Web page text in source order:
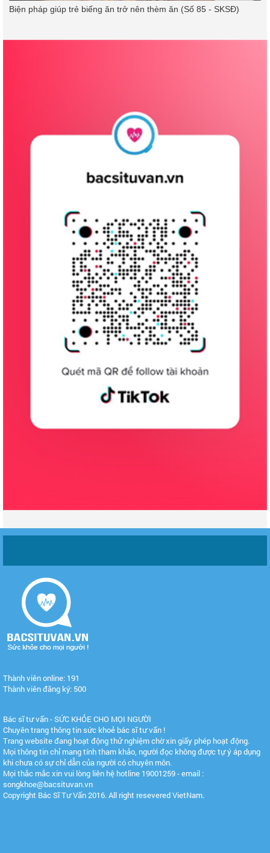
Biện pháp giúp trẻ biếng ăn trở nên thèm ăn (Số 85 - SKSĐ)
Thành viên online: 191
Thành viên đăng ký: 500
Bác sĩ tư vấn - SỨC KHỎE CHO MỌI NGƯỜI
Chuyên trang thông tin sức khoẻ bác sĩ tư vấn !
Trang website đang hoạt động thử nghiệm chờ xin giấy phép hoạt động.
Mọi thông tin chỉ mang tính tham khảo, người đọc không được tự ý áp dụng
khi chưa có sự chỉ dẫn của người có chuyên môn.
Mọi thắc mắc xin vui lòng liên hệ hotline 19001259 - email :
songkhoe@bacsituvan.vn
Copyright Bác Sĩ Tư Vấn 2016. All right resevered VietNam.